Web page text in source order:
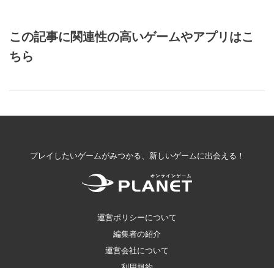
この記事に関連性の高いゲームやアプリはこ
ちら
プレイしたいゲームがみつかる、新しいゲームに出会える！
運営ポリシーについて
編集者の紹介
運営会社について